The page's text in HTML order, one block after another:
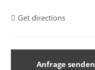
Get directions
Anfrage senden